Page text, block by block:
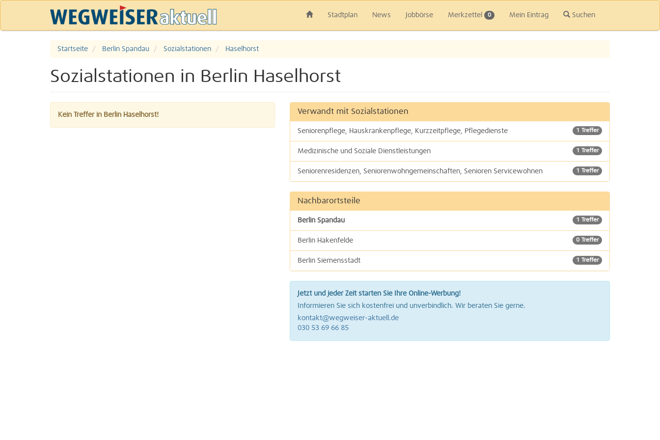
Stadtplan News Jobbörse Merkzettel 0 Mein Eintrag Suchen
Startseite Berlin Spandau Sozialstationen Haselhorst
Sozialstationen in Berlin Haselhorst
Kein Treffer in Berlin Haselhorst! Verwandt mit Sozialstationen
1 Treffer
Seniorenpflege, Hauskrankenpflege, Kurzzeitpflege, Pflegedienste
1 Treffer
Medizinische und Soziale Dienstleistungen
1 Treffer
Seniorenresidenzen, Seniorenwohngemeinschaften, Senioren Servicewohnen
2 Treffer
Kontaktzentren, Begegnungszentren
1 Treffer
Geschütztes und betreutes Wohnen | Wohnstätten
Nachbarortsteile
1 Treffer
Berlin Spandau
0 Treffer
Berlin Hakenfelde
1 Treffer
Berlin Siemensstadt
1 Treffer
Berlin Tegel
Jetzt und jeder Zeit starten Sie Ihre Online-Werbung!
Informieren Sie sich kostenfrei und unverbindlich. Wir beraten Sie gerne.
kontakt@wegweiser-aktuell.de
030 53 69 66 85